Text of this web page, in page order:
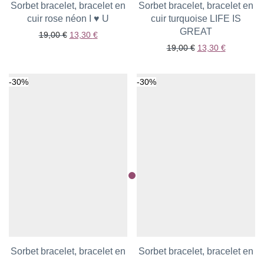
Sorbet bracelet, bracelet en
cuir rose néon I ♥ U
19,00€ Le prix initial était : 19,00 €.
13,30 €Le prix actuel est : 13,30 €.
Ajouter aux favoris
Sorbet bracelet, bracelet en
cuir turquoise LIFE IS
GREAT
19,00€ Le prix initial
13,30 €Le prix
Ajouter aux favoris
-30%
Sorbet bracelet, bracelet en
-30%
Sorbet bracelet, bracelet en